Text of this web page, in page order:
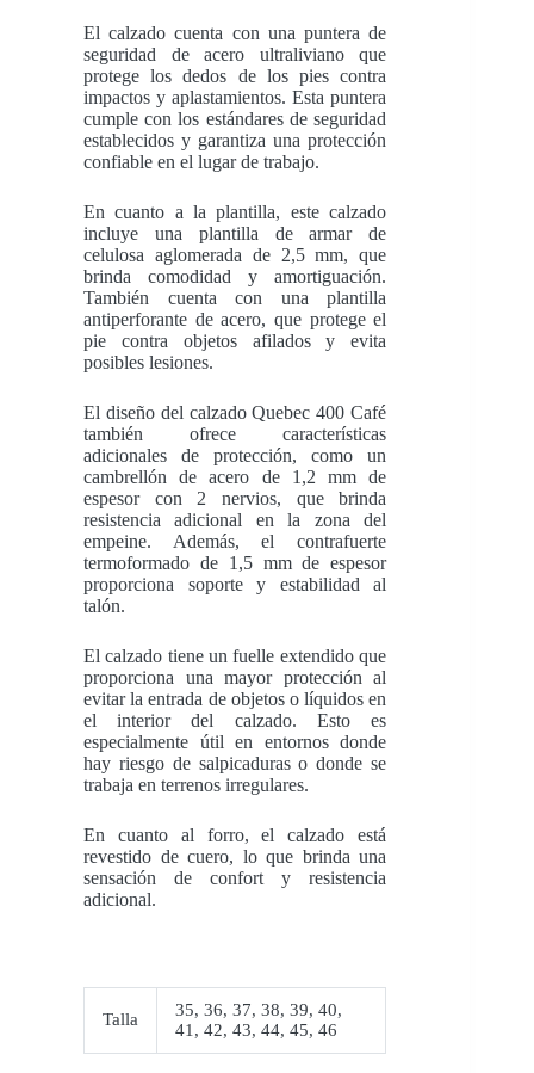
El calzado cuenta con una puntera de
seguridad de acero ultraliviano que
protege los dedos de los pies contra
impactos y aplastamientos. Esta puntera
cumple con los estándares de seguridad
establecidos y garantiza una protección
confiable en el lugar de trabajo.
En cuanto a la plantilla, este calzado
incluye una plantilla de armar de
celulosa aglomerada de 2,5 mm, que
brinda comodidad y amortiguación.
También cuenta con una plantilla
antiperforante de acero, que protege el
pie contra objetos afilados y evita
posibles lesiones.
El diseño del calzado Quebec 400 Café
también ofrece características
adicionales de protección, como un
cambrellón de acero de 1,2 mm de
espesor con 2 nervios, que brinda
resistencia adicional en la zona del
empeine. Además, el contrafuerte
termoformado de 1,5 mm de espesor
proporciona soporte y estabilidad al
talón.
El calzado tiene un fuelle extendido que
proporciona una mayor protección al
evitar la entrada de objetos o líquidos en
el interior del calzado. Esto es
especialmente útil en entornos donde
hay riesgo de salpicaduras o donde se
trabaja en terrenos irregulares.
En cuanto al forro, el calzado está
revestido de cuero, lo que brinda una
sensación de confort y resistencia
adicional.
Talla 35, 36, 37, 38, 39, 40,
41 , 42, 43, 44, 45, 46